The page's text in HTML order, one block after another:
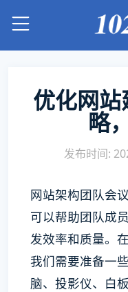
优化网
略
发布时间:
网站架构团队会
可以帮助团队成
发效率和质量。
我们需要准备一
脑、投影仪、白